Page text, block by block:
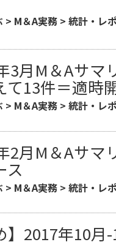
> M＆A実務 >統計・レ
3月M＆Aサ
て13件＝適時
> M＆A実務 >統計・レ
2月M＆Aサ
ス
> M＆A実務 >統計・レ
】2017年10